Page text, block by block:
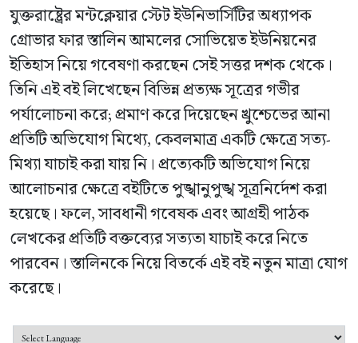
যুক্তরাষ্ট্রের মন্টক্লেয়ার স্টেট ইউনিভার্সিটির অধ্যাপক
গ্রোভার ফার স্তালিন আমলের সোভিয়েত ইউনিয়নের
ইতিহাস নিয়ে গবেষণা করছেন সেই সত্তর দশক থেকে।
তিনি এই বই লিখেছেন বিভিন্ন প্রত্যক্ষ সূত্রের গভীর
পর্যালোচনা করে; প্রমাণ করে দিয়েছেন খ্রুশ্চেভের আনা
প্রতিটি অভিযোগ মিথ্যে, কেবলমাত্র একটি ক্ষেত্রে সত্য-
মিথ্যা যাচাই করা যায় নি। প্রত্যেকটি অভিযোগ নিয়ে
আলোচনার ক্ষেত্রে বইটিতে পুঙ্খানুপুঙ্খ সূত্রনির্দেশ করা
হয়েছে। ফলে, সাবধানী গবেষক এবং আগ্রহী পাঠক
লেখকের প্রতিটি বক্তব্যের সত্যতা যাচাই করে নিতে
পারবেন। স্তালিনকে নিয়ে বিতর্কে এই বই নতুন মাত্রা যোগ
করেছে।